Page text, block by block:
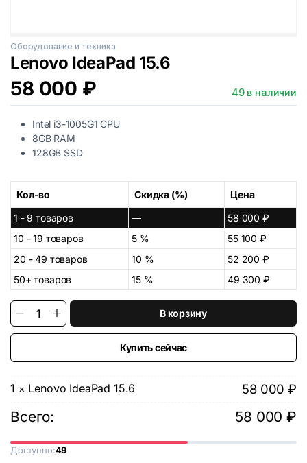
Оборудование и техника
Lenovo IdeaPad 15.6
58 000 ₽ 49 в наличии
Intel i3-1005G1 CPU
8GB RAM
128GB SSD
Кол-во Скидка (%)
Цена
1 - 9товаров — 58 000 ₽
10 - 19 товаров
5 % 55 100 ₽
20 - 49 товаров
10 % 52 200 ₽
50+ товаров
15 % 49 300 ₽
Lenovo
IdeaPad
15.6
В корзину
Купить сейчас
1 × Lenovo IdeaPad 15.6 58 000₽
Всего: 58 000₽
Доступно:49